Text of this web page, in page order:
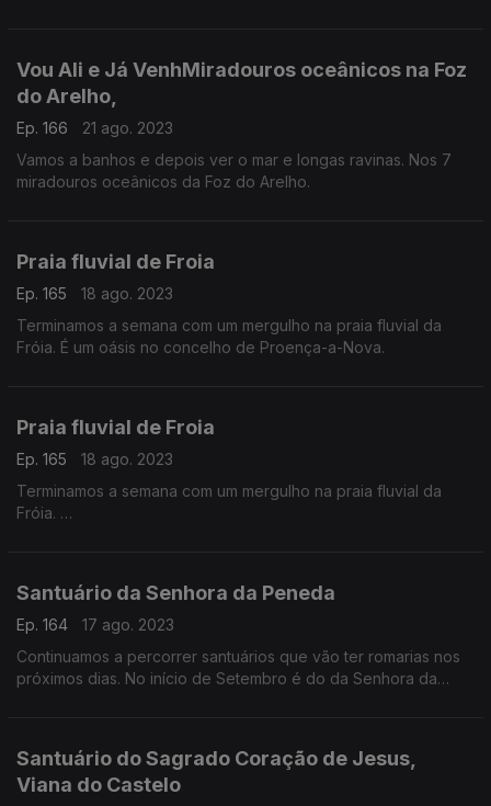
Vou Ali e Já VenhMiradouros oceânicos na Foz
do Arelho,
Ep. 166
21 ago. 2023
Vamos a banhos e depois ver o mar e longas ravinas. Nos 7
miradouros oceânicos da Foz do Arelho.
Praia fluvial de Froia
Ep. 165
18 ago. 2023
Terminamos a semana com um mergulho na praia fluvial da
Fróia. É um oásis no concelho de Proença-a-Nova.
Praia fluvial de Froia
Ep. 165
18 ago. 2023
Terminamos a semana com um mergulho na praia fluvial da
Fróia.
Santuário da Senhora da Peneda
Ep. 164
17 ago. 2023
Continuamos a percorrer santuários que vão ter romarias nos
próximos dias. No início de Setembro é do da Senhora da
Santuário do Sagrado Coração de Jesus,
Viana do Castelo